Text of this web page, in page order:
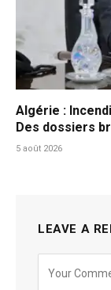
Algérie :
Des dossiers
5 août 2026
LEAVE A